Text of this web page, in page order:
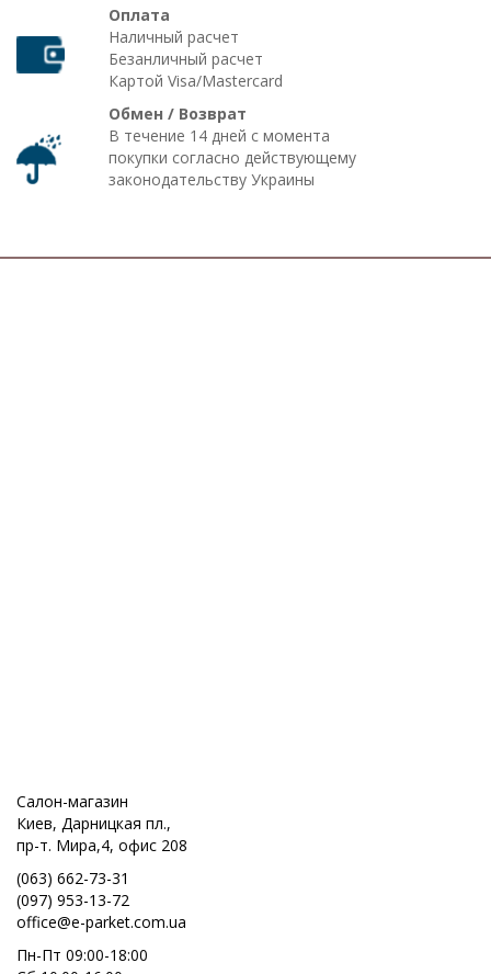
Оплата
Наличный расчет
Безанличный расчет
Картой Visa/Mastercard
Обмен / Возврат
В течение 14 дней с момента
покупки согласно действующему
законодательству Украины
Салон-магазин
Киев, Дарницкая пл.,
пр-т. Мира,4, офис 208
(063) 662-73-31
(097) 953-13-72
office@e-parket.com.ua
Пн-Пт 09:00-18:00